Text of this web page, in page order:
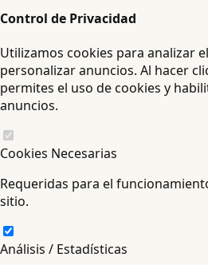
Control de Privacidad
Utilizamos cookies para analizar
personalizar anuncios. Al hacer
permites el uso de cookies y
anuncios.
Cookies Necesarias
Requeridas para el
sitio.
Análisis / Estadísticas